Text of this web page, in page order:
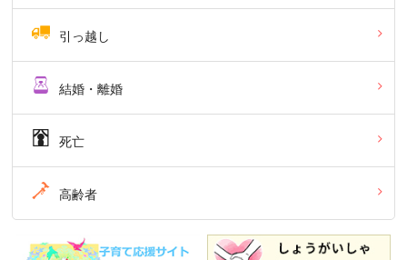
引っ越し
結婚・離婚
死亡
高齢者